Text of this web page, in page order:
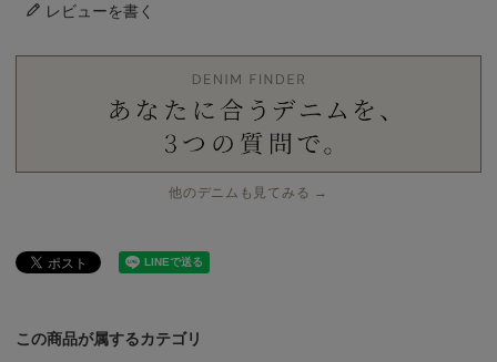
レビューを書く
他のデニムも見てみる →
この商品が属するカテゴリ